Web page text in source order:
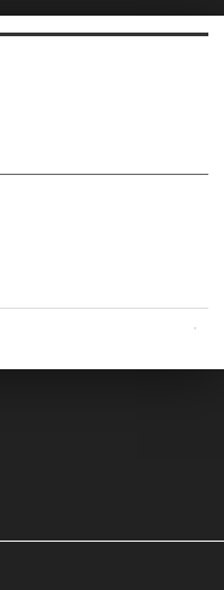
5
5
5
5